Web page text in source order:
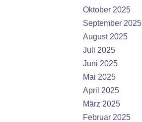
Oktober 2025
September 2025
August 2025
Juli 2025
Juni 2025
Mai 2025
April 2025
März 2025
Februar 2025